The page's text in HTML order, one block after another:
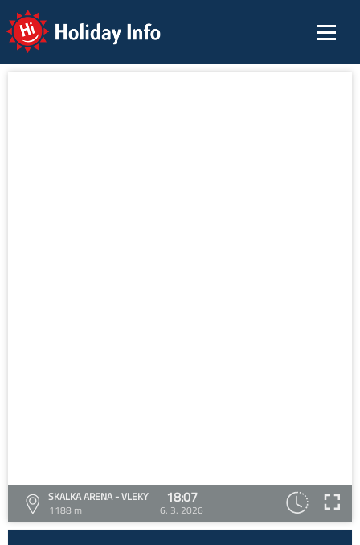
Holiday Info
SKALKA ARENA - VLEKY
1188 m
18:07
6. 3. 2026